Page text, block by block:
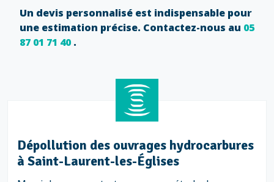
Un devis personnalisé est indispensable pour
une estimation précise. Contactez-nous au 05
87 01 71 40.
Dépollution des ouvrages hydrocarbures
à Saint-Laurent-les-Églises